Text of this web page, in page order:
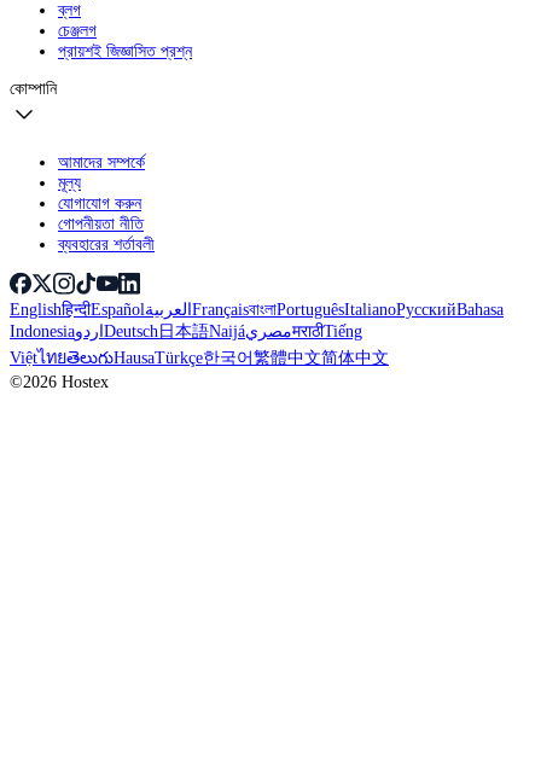
ব্লগ
চেঞ্জলগ
প্রায়শই জিজ্ঞাসিত প্রশ্ন
কোম্পানি
আমাদের সম্পর্কে
মূল্য
যোগাযোগ করুন
গোপনীয়তা নীতি
ব্যবহারের শর্তাবলী
Englishहिन्दीEspañolالعربيةFrançaisবাংলাPortuguêsItalianoРусскийBahasa
IndonesiaاردوDeutsch日本語NaijáمصريमराठीTiếng
ViệtไทยతెలుగుHausaTürkçe한국어繁體中文简体中文
©2026 Hostex